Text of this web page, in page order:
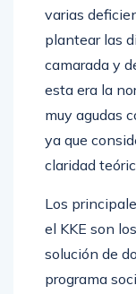
varias
plantear las
camarada y
esta era la
muy agudas
ya que
claridad
Los
el KKE son
solución de
programa